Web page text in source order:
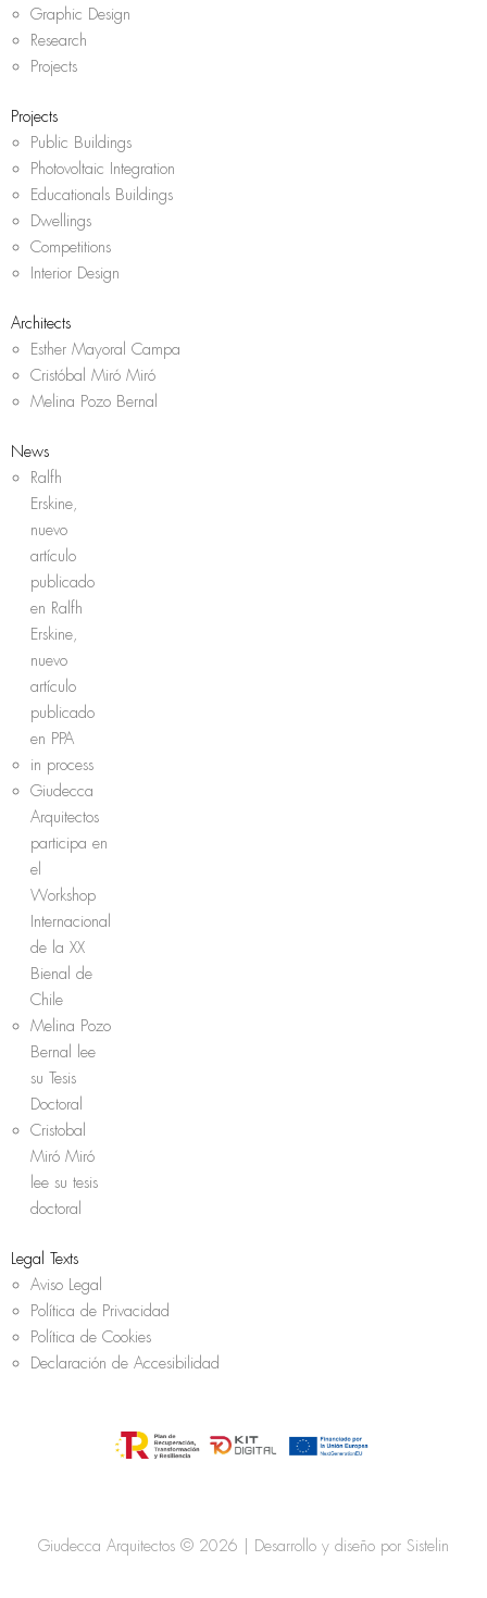
Graphic Design
Research
Projects
Projects
Public Buildings
Photovoltaic Integration
Educationals Buildings
Dwellings
Competitions
Interior Design
Architects
Esther Mayoral Campa
Cristóbal Miró Miró
Melina Pozo Bernal
News
Ralfh
Erskine,
nuevo
artículo
publicado
en Ralfh
Erskine,
nuevo
artículo
publicado
en PPA
in process
Giudecca
Arquitectos
participa en
el
Workshop
Internacional
de la XX
Bienal de
Chile
Melina Pozo
Bernal lee
su Tesis
Doctoral
Cristobal
Miró Miró
lee su tesis
doctoral
Legal Texts
Aviso Legal
Política de Privacidad
Política de Cookies
Declaración de Accesibilidad
Giudecca Arquitectos © 2026 | Desarrollo y diseño por Sistelin